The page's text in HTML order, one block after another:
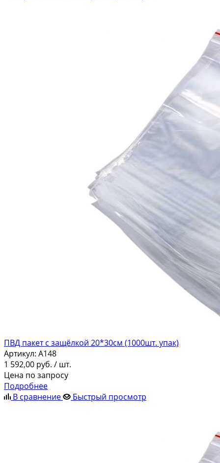
ПВД пакет с защёлкой 20*30см (1000шт. упак)
Артикул: A148
1 592,00 руб. / шт.
Цена по запросу
Подробнее
В сравнение
Быстрый просмотр